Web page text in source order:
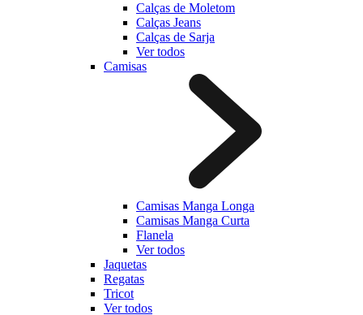
Calças de Moletom
Calças Jeans
Calças de Sarja
Ver todos
Camisas
Camisas Manga Longa
Camisas Manga Curta
Flanela
Ver todos
Jaquetas
Regatas
Tricot
Ver todos